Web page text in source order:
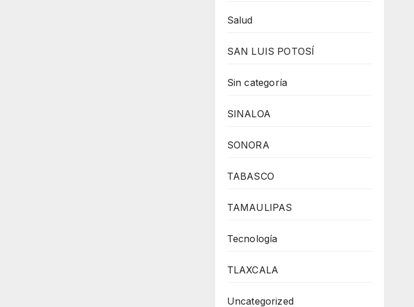
Salud
SAN LUIS POTOSÍ
Sin categoría
SINALOA
SONORA
TABASCO
TAMAULIPAS
Tecnología
TLAXCALA
Uncategorized